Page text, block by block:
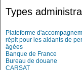
Types
Plateforme
répit pour les aidants de
âgées
Banque de France
Bureau de douane
CARSAT